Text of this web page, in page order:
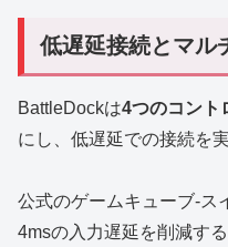
低遅延接続とマル
BattleDockは4つのコント
にし、低遅延での接続を
公式のゲームキューブ-ス
4msの入力遅延を削減す